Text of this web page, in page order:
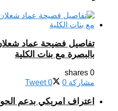
تفاصيل فضيحة عماد
بالبصرة مع بنات الكلية
0 shares
مشاركة 0
Tweet 0
اعتراف امريكي بدعم